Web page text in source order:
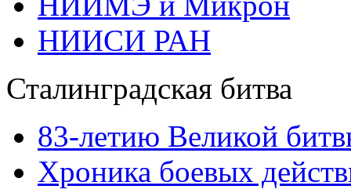
НИИСИ РАН
Сталинградская битва
83-летию Великой
Хроника боевых